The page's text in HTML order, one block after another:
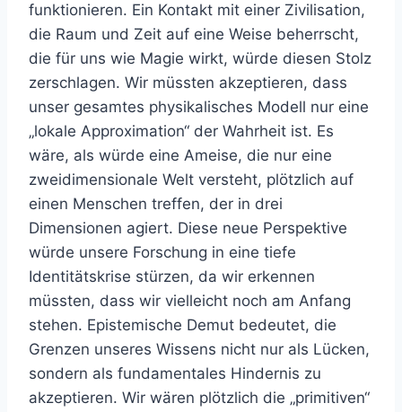
funktionieren. Ein Kontakt mit einer Zivilisation,
die Raum und Zeit auf eine Weise beherrscht,
die für uns wie Magie wirkt, würde diesen Stolz
zerschlagen. Wir müssten akzeptieren, dass
unser gesamtes physikalisches Modell nur eine
„lokale Approximation“ der Wahrheit ist. Es
wäre, als würde eine Ameise, die nur eine
zweidimensionale Welt versteht, plötzlich auf
einen Menschen treffen, der in drei
Dimensionen agiert. Diese neue Perspektive
würde unsere Forschung in eine tiefe
Identitätskrise stürzen, da wir erkennen
müssten, dass wir vielleicht noch am Anfang
stehen. Epistemische Demut bedeutet, die
Grenzen unseres Wissens nicht nur als Lücken,
sondern als fundamentales Hindernis zu
akzeptieren. Wir wären plötzlich die „primitiven“